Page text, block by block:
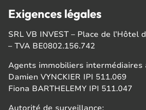
Exigences légales
SRL VB INVEST – Place de
– TVA BE0802.156.742
Agents immobiliers intermédiaires
Damien VYNCKIER IPI 511.069
Fiona BARTHELEMY IPI 511.047
Autorité de surveillance: